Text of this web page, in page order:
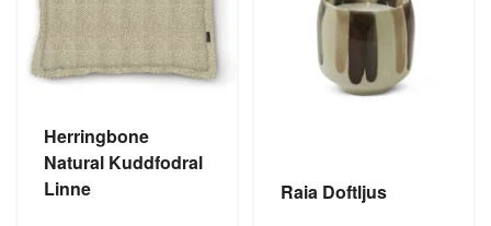
Herringbone
Natural Kuddfodral
Linne
Raia Doftljus